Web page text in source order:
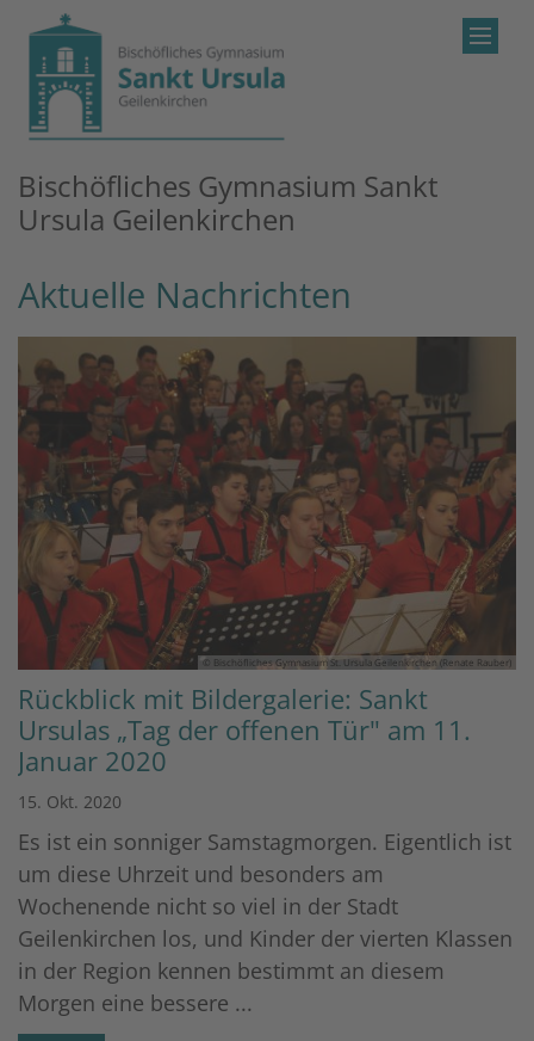
Zum Inhalt springen
Bischöfliches Gymnasium Sankt
Ursula Geilenkirchen
Aktuelle Nachrichten
© Bischöfliches Gymnasium St. Ursula Geilenkirchen (Renate Rauber)
Rückblick mit Bildergalerie: Sankt
Ursulas „Tag der offenen Tür" am 11.
Januar 2020
15. Okt. 2020
Es ist ein sonniger Samstagmorgen. Eigentlich ist
um diese Uhrzeit und besonders am
Wochenende nicht so viel in der Stadt
Geilenkirchen los, und Kinder der vierten Klassen
in der Region kennen bestimmt an diesem
Morgen eine bessere ...